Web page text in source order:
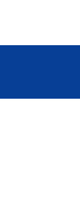
Baru Bahrul